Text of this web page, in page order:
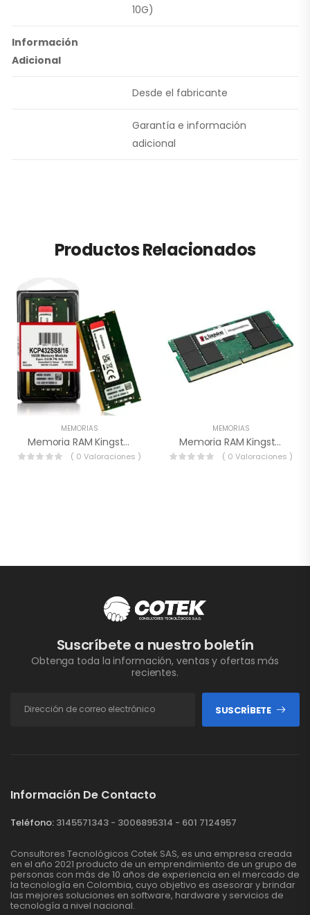
10G)
Información
Adicional
Desde el fabricante
Garantía e información
adicional
Productos Relacionados
MEMORIAS
Memoria RAM Kingston De 16 GB SATA
( 0 Valoraciones )
MEMORIAS
Memoria RAM Kingston 16GB SATA
( 0 Valoraciones )
Suscríbete a nuestro boletín
Obtenga toda la información, ventas y ofertas más
recientes.
SUSCRÍBETE
Información De Contacto
Teléfono: 3145571343 - 3006895314 - 601 7124957
Consultores Tecnológicos Cotek SAS, es una empresa creada
en el año 2021 producto de un emprendimiento de un grupo de
personas con más de 10 años de experiencia en el mercado de
la tecnología en Colombia, cuyo objetivo es asesorar y brindar
las mejores soluciones en software, hardware y servicios de
tecnología a nivel nacional.